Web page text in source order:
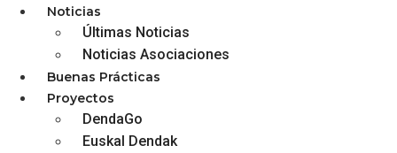
Noticias
Últimas Noticias
Noticias Asociaciones
Buenas Prácticas
Proyectos
DendaGo
Euskal Dendak
EL GOBIERNO VASCO
DESTINA 1.850.00 EUROS A
LA DINAMIZACIÓN Y
COMPETITIVIDAD
COMERCIAL DE EUSKADI